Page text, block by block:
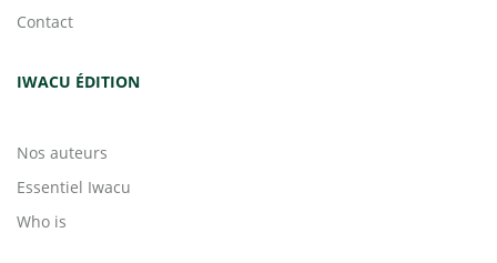
Contact
IWACU ÉDITION
Nos auteurs
Essentiel Iwacu
Who is